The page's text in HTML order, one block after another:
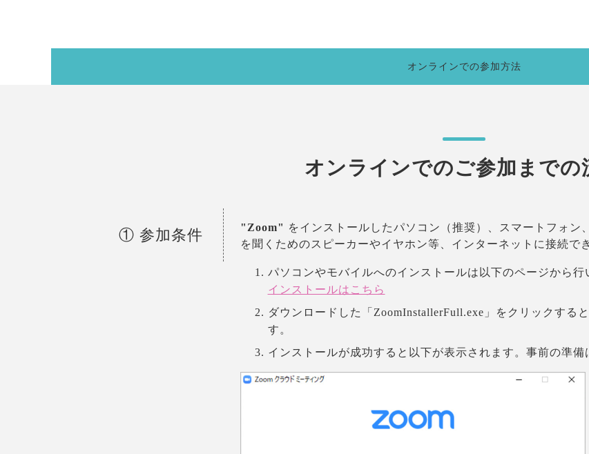
オンラインでの参加方法
オンラインでのご参加までの
① 参加条件 "Zoom" をインストールしたパソコン（推奨）、スマートフォン
を聞くためのスピーカーやイヤホン等、インターネットに接続で
パソコンやモバイルへのインストールは以下のページから行
インストールはこちら
ダウンロードした「ZoomInstallerFull.exe」をクリックする
す。
インストールが成功すると以下が表示されます。事前の準備